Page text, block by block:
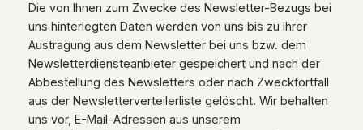
Die von Ihnen zum Zwecke des Newsletter-Bezugs bei
uns hinterlegten Daten werden von uns bis zu Ihrer
Austragung aus dem Newsletter bei uns bzw. dem
Newsletterdiensteanbieter gespeichert und nach der
Abbestellung des Newsletters oder nach Zweckfortfall
aus der Newsletterverteilerliste gelöscht. Wir behalten
uns vor, E-Mail-Adressen aus unserem